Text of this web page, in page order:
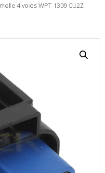
4 voies WPT-1309 CU2Z-